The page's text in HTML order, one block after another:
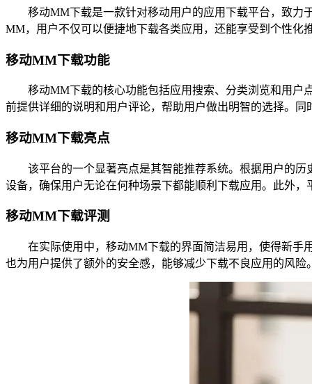
移动MM下载是一款针对移动用户的应用下载平台，致力
MM，用户不仅可以便捷地下载各类应用，还能享受到个性化
移动MM下载功能
移动MM下载的核心功能包括应用搜索、分类浏览和用户点
前提供详细的说明和用户评论，帮助用户做出明智的选择。
移动MM下载亮点
该平台的一个显著亮点是其智能推荐系统。根据用户的历
设备，确保用户无论在何种场景下都能顺利下载应用。此外
移动MM下载评测
在实际使用中，移动MM下载的界面简洁易用，使得新手用
也为用户提供了额外的安全感，能够减少下载不良应用的风险